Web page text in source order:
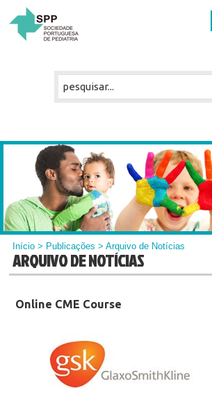
Início > Publicações > Arquivo de Notícias
ARQUIVO DE NOTÍCIAS
Online CME Course